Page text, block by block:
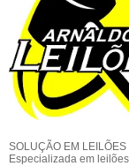
SOLUÇÃO EM
Especializada em